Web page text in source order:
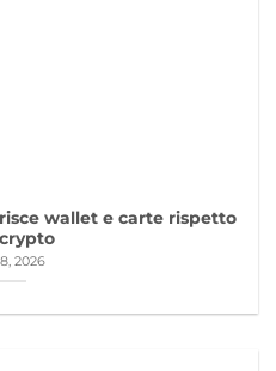
wallet e carte rispetto
2026